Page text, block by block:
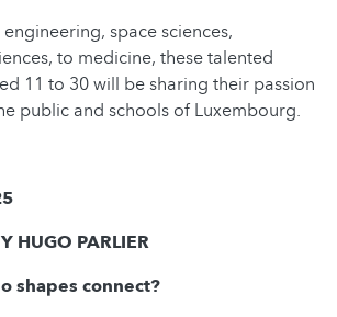
space sciences,
to medicine, these talented
11 to 30 will be sharing their passion
public and schools of Luxembourg.
HUGO PARLIER
shapes connect?